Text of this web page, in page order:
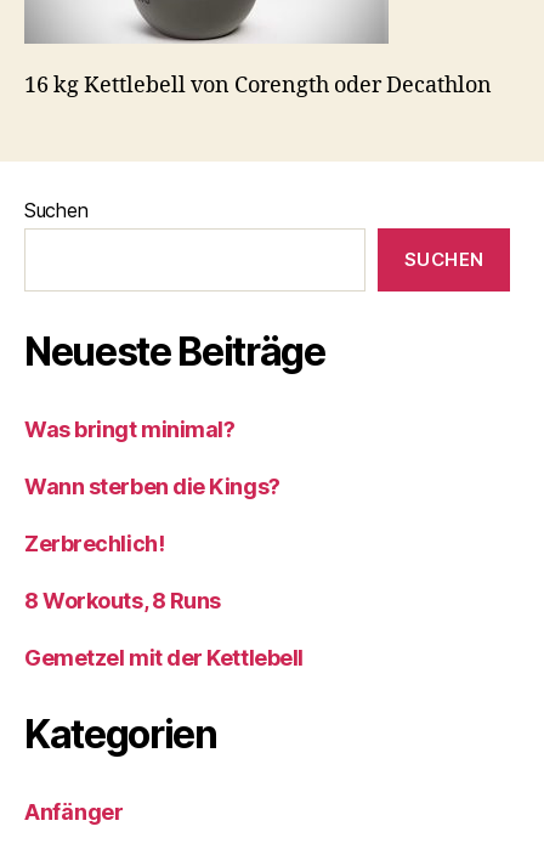
16 kg Kettlebell von Corength oder Decathlon
Suchen
SUCHEN
Neueste Beiträge
Was bringt minimal?
Wann sterben die Kings?
Zerbrechlich!
8 Workouts, 8 Runs
Gemetzel mit der Kettlebell
Kategorien
Anfänger